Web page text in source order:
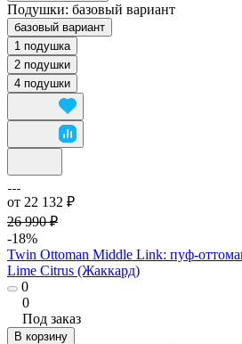
Подушки: базовый вариант
базовый вариант
1 подушка
2 подушки
4 подушки
от 22 132 ₽
26 990 ₽
-18%
Twin Ottoman Middle Link: пуф-
Lime Citrus (Жаккард)
0
0
Под заказ
В корзину